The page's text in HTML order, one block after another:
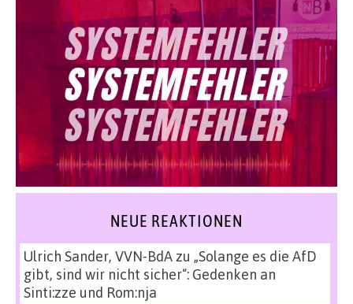
NEUE REAKTIONEN
Ulrich Sander, VVN-BdAzu „Solange es die AfD
gibt, sind wir nicht sicher“: Gedenken an
Sinti:zze und Rom:nja